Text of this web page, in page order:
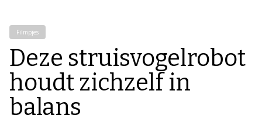
Filmpjes
Deze struisvogelrobot
houdt zichzelf in
balans